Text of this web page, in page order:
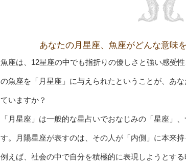
あなたの月星座、 魚座がどんな意味
魚座は、12星座の中でも指折りの優しさと強い感受
の魚座を「月星座」に与えられたということが、あ
ていますか？
「月星座」は一般的な星占いでおなじみの「星座」
す。月陽星座が表すのは、その人が「内側」に本来持
例えば、社会の中で自分を積極的に表現しようとす